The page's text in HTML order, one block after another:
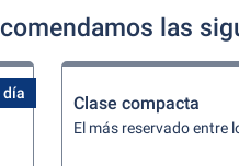
las
día Clase compacta
El más reservado entre